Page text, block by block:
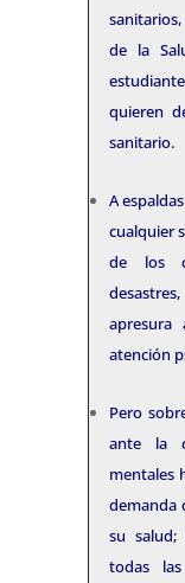
de la
quieren
sanitario.
A
cualquier
de los
atención
Pero
ante la
mentales
demanda
su
todas